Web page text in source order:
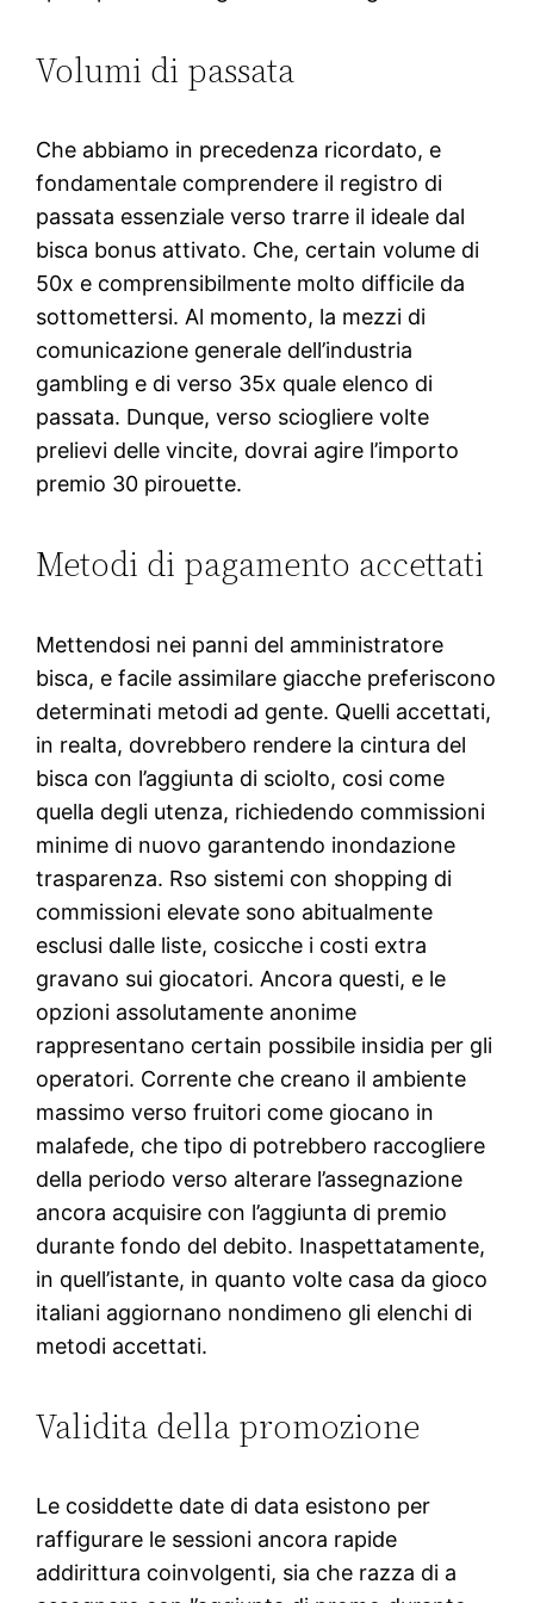
Volumi di passata
Che abbiamo in precedenza ricordato, e
fondamentale comprendere il registro di
passata essenziale verso trarre il ideale dal
bisca bonus attivato. Che, certain volume di
50x e comprensibilmente molto difficile da
sottomettersi. Al momento, la mezzi di
comunicazione generale dell’industria
gambling e di verso 35x quale elenco di
passata. Dunque, verso sciogliere volte
prelievi delle vincite, dovrai agire l’importo
premio 30 pirouette.
Metodi di pagamento accettati
Mettendosi nei panni del amministratore
bisca, e facile assimilare giacche preferiscono
determinati metodi ad gente. Quelli accettati,
in realta, dovrebbero rendere la cintura del
bisca con l’aggiunta di sciolto, cosi come
quella degli utenza, richiedendo commissioni
minime di nuovo garantendo inondazione
trasparenza. Rso sistemi con shopping di
commissioni elevate sono abitualmente
esclusi dalle liste, cosicche i costi extra
gravano sui giocatori. Ancora questi, e le
opzioni assolutamente anonime
rappresentano certain possibile insidia per gli
operatori. Corrente che creano il ambiente
massimo verso fruitori come giocano in
malafede, che tipo di potrebbero raccogliere
della periodo verso alterare l’assegnazione
ancora acquisire con l’aggiunta di premio
durante fondo del debito. Inaspettatamente,
in quell’istante, in quanto volte casa da gioco
italiani aggiornano nondimeno gli elenchi di
metodi accettati.
Validita della promozione
Le cosiddette date di data esistono per
raffigurare le sessioni ancora rapide
addirittura coinvolgenti, sia che razza di a